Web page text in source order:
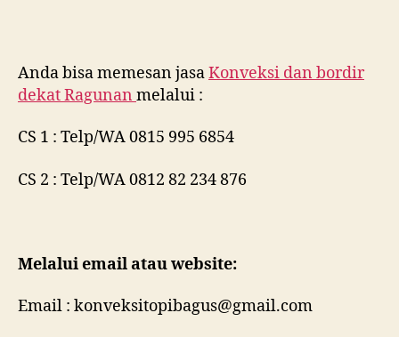
Anda bisa memesan jasaKonveksi dan bordir
dekatRagunan melalui :
CS 1 : Telp/WA 0815 995 6854
CS 2 : Telp/WA 0812 82 234 876
Melalui email atau website:
Email : konveksitopibagus@gmail.com